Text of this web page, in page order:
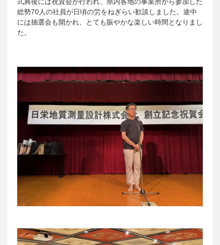
総勢70人の社員が日頃の労をねぎらい歓談しました。途中
には抽選会も開かれ、とても賑やかな楽しい時間となりまし
た。